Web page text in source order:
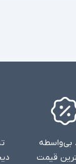
بی‌واسطه
قیمت